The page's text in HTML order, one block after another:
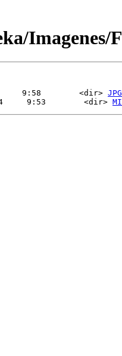
Imagenes/
9:58        <dir> JPG
9:53        <dir>